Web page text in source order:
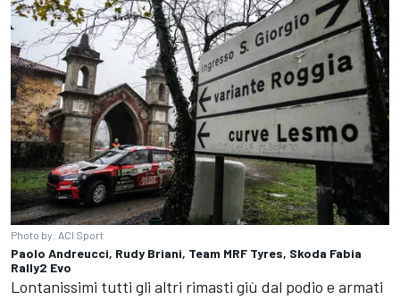
Photo by: ACI Sport
Paolo Andreucci, Rudy Briani, Team MRF Tyres, Skoda Fabia
Rally2 Evo
Lontanissimi tutti gli altri rimasti giù dal podio e armati